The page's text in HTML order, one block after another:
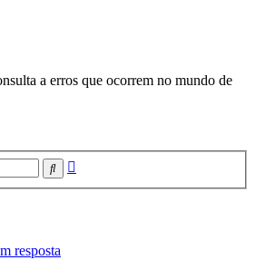
a erros que ocorrem no mundo de
Pesquisar
resposta